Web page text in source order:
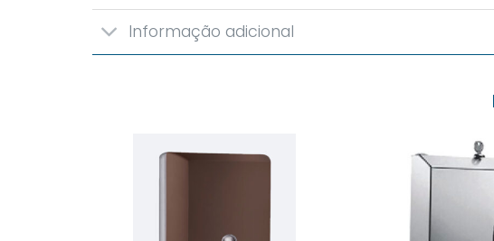
Informação adicional